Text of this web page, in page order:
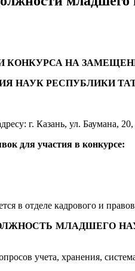
КОНКУРСА НА
НАУК РЕСПУБЛИКИ
г. Казань, ул. Баумана, 20,
для участия в конкурсе:
в отделе кадрового и
МЛАДШЕГО
учета, хранения,